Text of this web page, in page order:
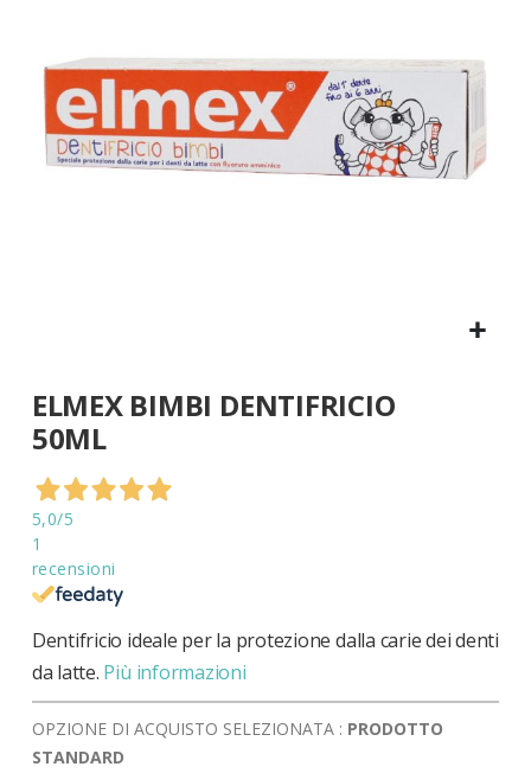
all'inizio
della
galleria
immagini
ELMEX BIMBI DENTIFRICIO
50ML
5,0/5
1
recensioni
Dentifricio ideale per la protezione dalla carie dei denti
da latte. Più informazioni
OPZIONE DI ACQUISTO SELEZIONATA : PRODOTTO
STANDARD